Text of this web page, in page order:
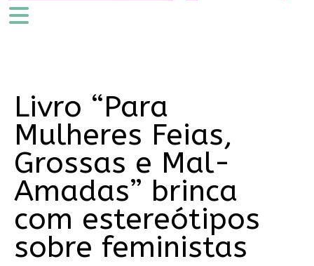
Livro “Para
Mulheres Feias,
Grossas e Mal-
Amadas” brinca
com estereótipos
sobre feministas